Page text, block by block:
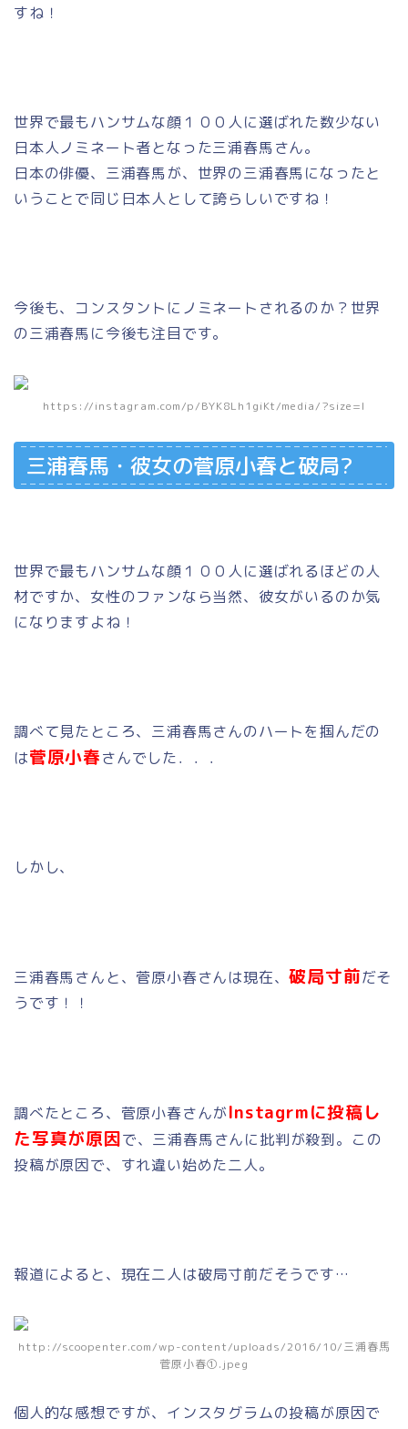
すね！
世界で最もハンサムな顔１００人に選ばれた数少ない
日本人ノミネート者となった三浦春馬さん。
日本の俳優、三浦春馬が、世界の三浦春馬になったと
いうことで同じ日本人として誇らしいですね！
今後も、コンスタントにノミネートされるのか？世界
の三浦春馬に今後も注目です。
https://instagram.com/p/BYK8Lh1giKt/media/?size=l
三浦春馬・彼女の菅原小春と破局?
世界で最もハンサムな顔１００人に選ばれるほどの人
材ですか、女性のファンなら当然、彼女がいるのか気
になりますよね！
調べて見たところ、三浦春馬さんのハートを掴んだの
は菅原小春さんでした．．．
しかし、
三浦春馬さんと、菅原小春さんは現在、破局寸前だそ
うです！！
調べたところ、菅原小春さんがInstagrmに投稿し
た写真が原因で、三浦春馬さんに批判が殺到。この
投稿が原因で、すれ違い始めた二人。
報道によると、現在二人は破局寸前だそうです…
http://scoopenter.com/wp-content/uploads/2016/10/三浦春馬
菅原小春①.jpeg
個人的な感想ですが、インスタグラムの投稿が原因で